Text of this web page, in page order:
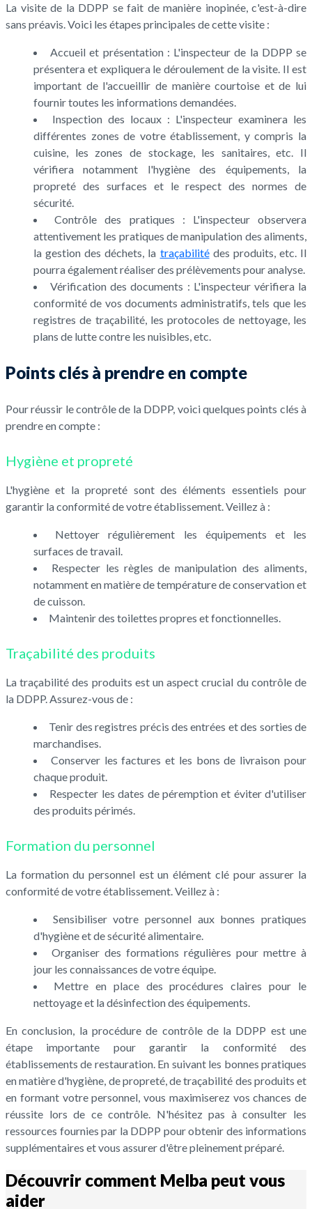
La visite de la DDPP se fait de manière inopinée, c'est-à-dire
sans préavis. Voici les étapes principales de cette visite :
Accueil et présentation : L'inspecteur de la DDPP se
présentera et expliquera le déroulement de la visite. Il est
important de l'accueillir de manière courtoise et de lui
fournir toutes les informations demandées.
Inspection des locaux : L'inspecteur examinera les
différentes zones de votre établissement, y compris la
cuisine, les zones de stockage, les sanitaires, etc. Il
vérifiera notamment l'hygiène des équipements, la
propreté des surfaces et le respect des normes de
sécurité.
Contrôle des pratiques : L'inspecteur observera
attentivement les pratiques de manipulation des aliments,
la gestion des déchets, la traçabilitédes produits, etc. Il
pourra également réaliser des prélèvements pour analyse.
Vérification des documents : L'inspecteur vérifiera la
conformité de vos documents administratifs, tels que les
registres de traçabilité, les protocoles de nettoyage, les
plans de lutte contre les nuisibles, etc.
Points clés à prendre en compte
Pour réussir le contrôle de la DDPP, voici quelques points clés à
prendre en compte :
Hygiène et propreté
L'hygiène et la propreté sont des éléments essentiels pour
garantir la conformité de votre établissement. Veillez à :
Nettoyer régulièrement les équipements et les
surfaces de travail.
Respecter les règles de manipulation des aliments,
notamment en matière de température de conservation et
de cuisson.
Maintenir des toilettes propres et fonctionnelles.
Traçabilité des produits
La traçabilité des produits est un aspect crucial du contrôle de
la DDPP. Assurez-vous de :
Tenir des registres précis des entrées et des sorties de
marchandises.
Conserver les factures et les bons de livraison pour
chaque produit.
Respecter les dates de péremption et éviter d'utiliser
des produits périmés.
Formation du personnel
La formation du personnel est un élément clé pour assurer la
conformité de votre établissement. Veillez à :
Sensibiliser votre personnel aux bonnes pratiques
d'hygiène et de sécurité alimentaire.
Organiser des formations régulières pour mettre à
jour les connaissances de votre équipe.
Mettre en place des procédures claires pour le
nettoyage et la désinfection des équipements.
En conclusion, la procédure de contrôle de la DDPP est une
étape importante pour garantir la conformité des
établissements de restauration. En suivant les bonnes pratiques
en matière d'hygiène, de propreté, de traçabilité des produits et
en formant votre personnel, vous maximiserez vos chances de
réussite lors de ce contrôle. N'hésitez pas à consulter les
ressources fournies par la DDPP pour obtenir des informations
supplémentaires et vous assurer d'être pleinement préparé.
Découvrir comment Melba peut vous
aider